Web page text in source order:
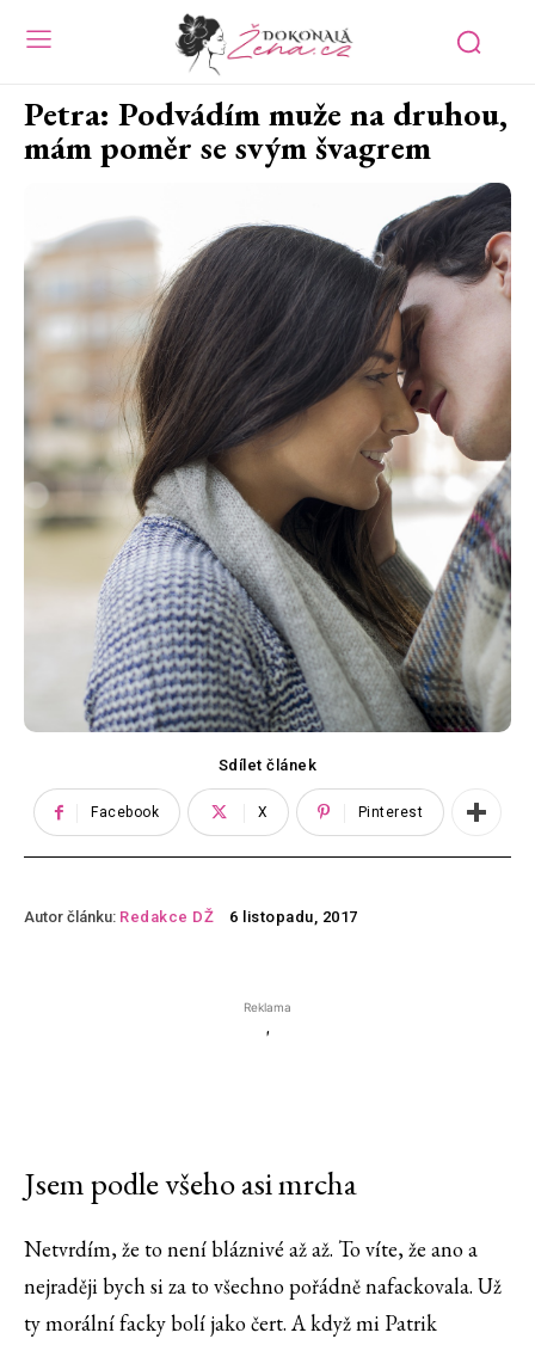
Petra: Podvádím muže na druhou,
mám poměr se svým švagrem
Sdílet článek
Facebook X Pinterest
Autor článku: Redakce DŽ 6 listopadu, 2017
Reklama
'
Jsem podle všeho asi mrcha
Netvrdím, že to není bláznivé až až. To víte, že ano a
nejraději bych si za to všechno pořádně nafackovala. Už
ty morální facky bolí jako čert. A když mi Patrik